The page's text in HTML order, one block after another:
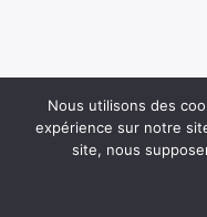
Nous utilisons des
expérience sur notre
site, nous